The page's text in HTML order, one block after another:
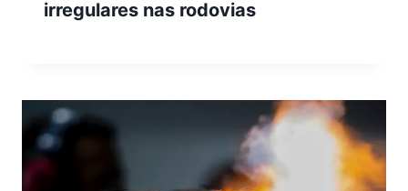
irregulares nas rodovias